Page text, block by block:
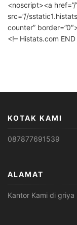
<noscript><a
src=”//
counter”
<!– Histats.com
KOTAK KAMI
087877691539
ALAMAT
Kantor Kami di